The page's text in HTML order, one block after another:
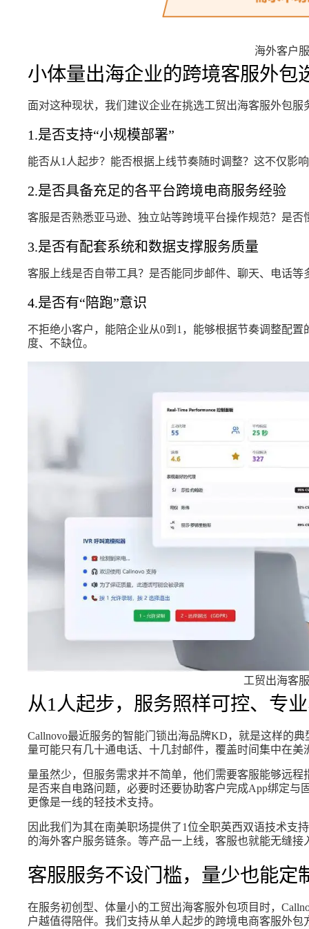
海外客户
小体量出海企业的跨境客服外包
面对这种现状，我们建议企业在挑选工贸出海客服外包服
1.是否支持“小规模部署”
能否从1人起步？能否根据上线节奏随时调整？这不仅影
2.是否具备充足的各平台跨境电商服务经验
客服是否熟悉亚马逊、独立站等跨境平台操作规范？是
3.是否有配套系统和数据支撑服务质量
客服上线是否自带工具？是否能同步邮件、聊天、电话
4.是否有“陪跑”意识
不拒绝小客户，能陪企业从0到1，能够根据节奏调整配
度、不缺位。
工贸出海客
从1人起步，服务照样可控、专
Callnovo最近服务的智能门锁出海品牌KD，就是这样的
量可能只有几十通电话、十几封邮件，覆盖时间集中在美
量虽然少，但服务需求并不简单，他们需要客服能够远
是否来自电路问题，必要时还要协助客户完成App绑定与
更像是一线的轻技术支持。
因此我们为其在南美职场提供了1位全职英西双语技术支
的海外客户服务链条。等产品一上线，客服也就能无缝接
客服服务不设门槛，量少也能定
在服务初创型、体量小的工贸出海客服外包项目时，
户越值得陪伴。我们支持从单人起步的跨境电商客服外